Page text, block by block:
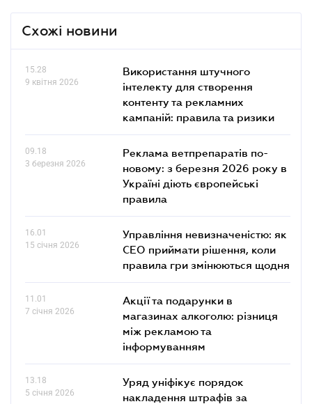
Схожі новини
15.28
9 квітня 2026
Використання штучного
інтелекту для створення
контенту та рекламних
кампаній: правила та ризики
09.18
3 березня 2026
Реклама ветпрепаратів по-
новому: з березня 2026 року в
Україні діють європейські
правила
16.01
15 січня 2026
Управління невизначеністю: як
СЕО приймати рішення, коли
правила гри змінюються щодня
11.01
7 січня 2026
Акції та подарунки в
магазинах алкоголю: різниця
між рекламою та
інформуванням
13.18
5 січня 2026
Уряд уніфікує порядок
накладення штрафів за